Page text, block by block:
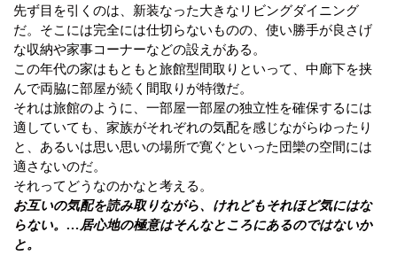
先ず目を引くのは、新装なった大きなリビングダイニング
だ。そこには完全には仕切らないものの、使い勝手が良さげ
な収納や家事コーナーなどの設えがある。
この年代の家はもともと旅館型間取りといって、中廊下を挟
んで両脇に部屋が続く間取りが特徴だ。
それは旅館のように、一部屋一部屋の独立性を確保するには
適していても、家族がそれぞれの気配を感じながらゆったり
と、あるいは思い思いの場所で寛ぐといった団欒の空間には
適さないのだ。
それってどうなのかなと考える。
お互いの気配を読み取りながら、けれどもそれほど気にはな
らない。…居心地の極意はそんなところにあるのではないか
と。